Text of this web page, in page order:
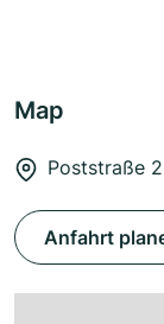
Map
Poststraße
Anfahrt